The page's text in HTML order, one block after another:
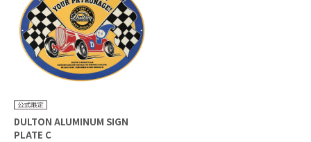
DULTON ALUMINUM SIGN
PLATE C